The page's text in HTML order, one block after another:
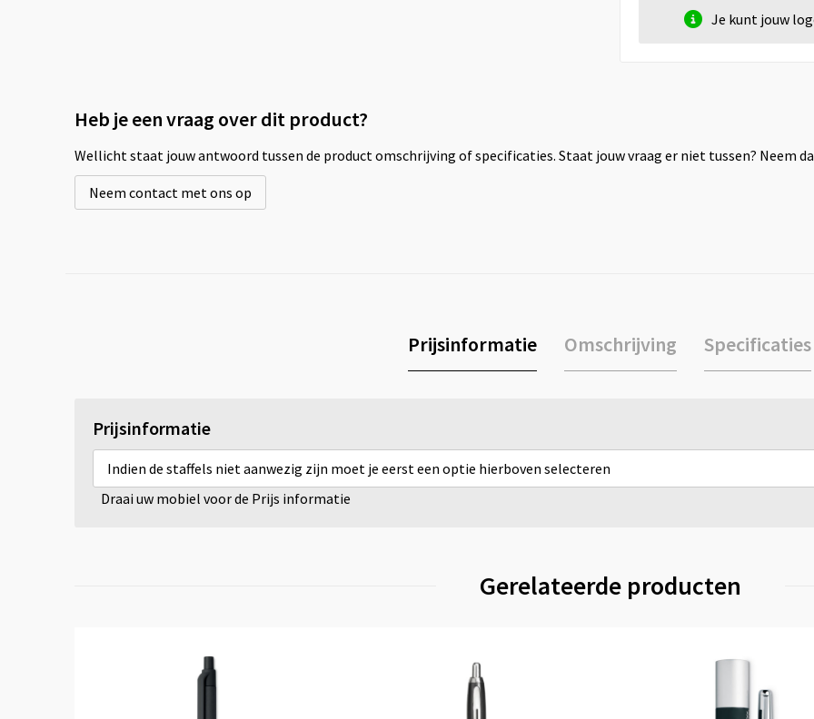
Je kunt jouw
Heb je een vraag over dit product?
Wellicht staat jouw antwoord tussen de product omschrijving of specificaties. Staat jouw vraag er niet tussen? Neem
Neem contact met ons op
Prijsinformatie Omschrijving Specificaties
Prijsinformatie
Indien de staffels niet aanwezig zijn moet je eerst een optie hierboven selecteren
Draai uw mobiel voor de Prijs informatie
Gerelateerde producten